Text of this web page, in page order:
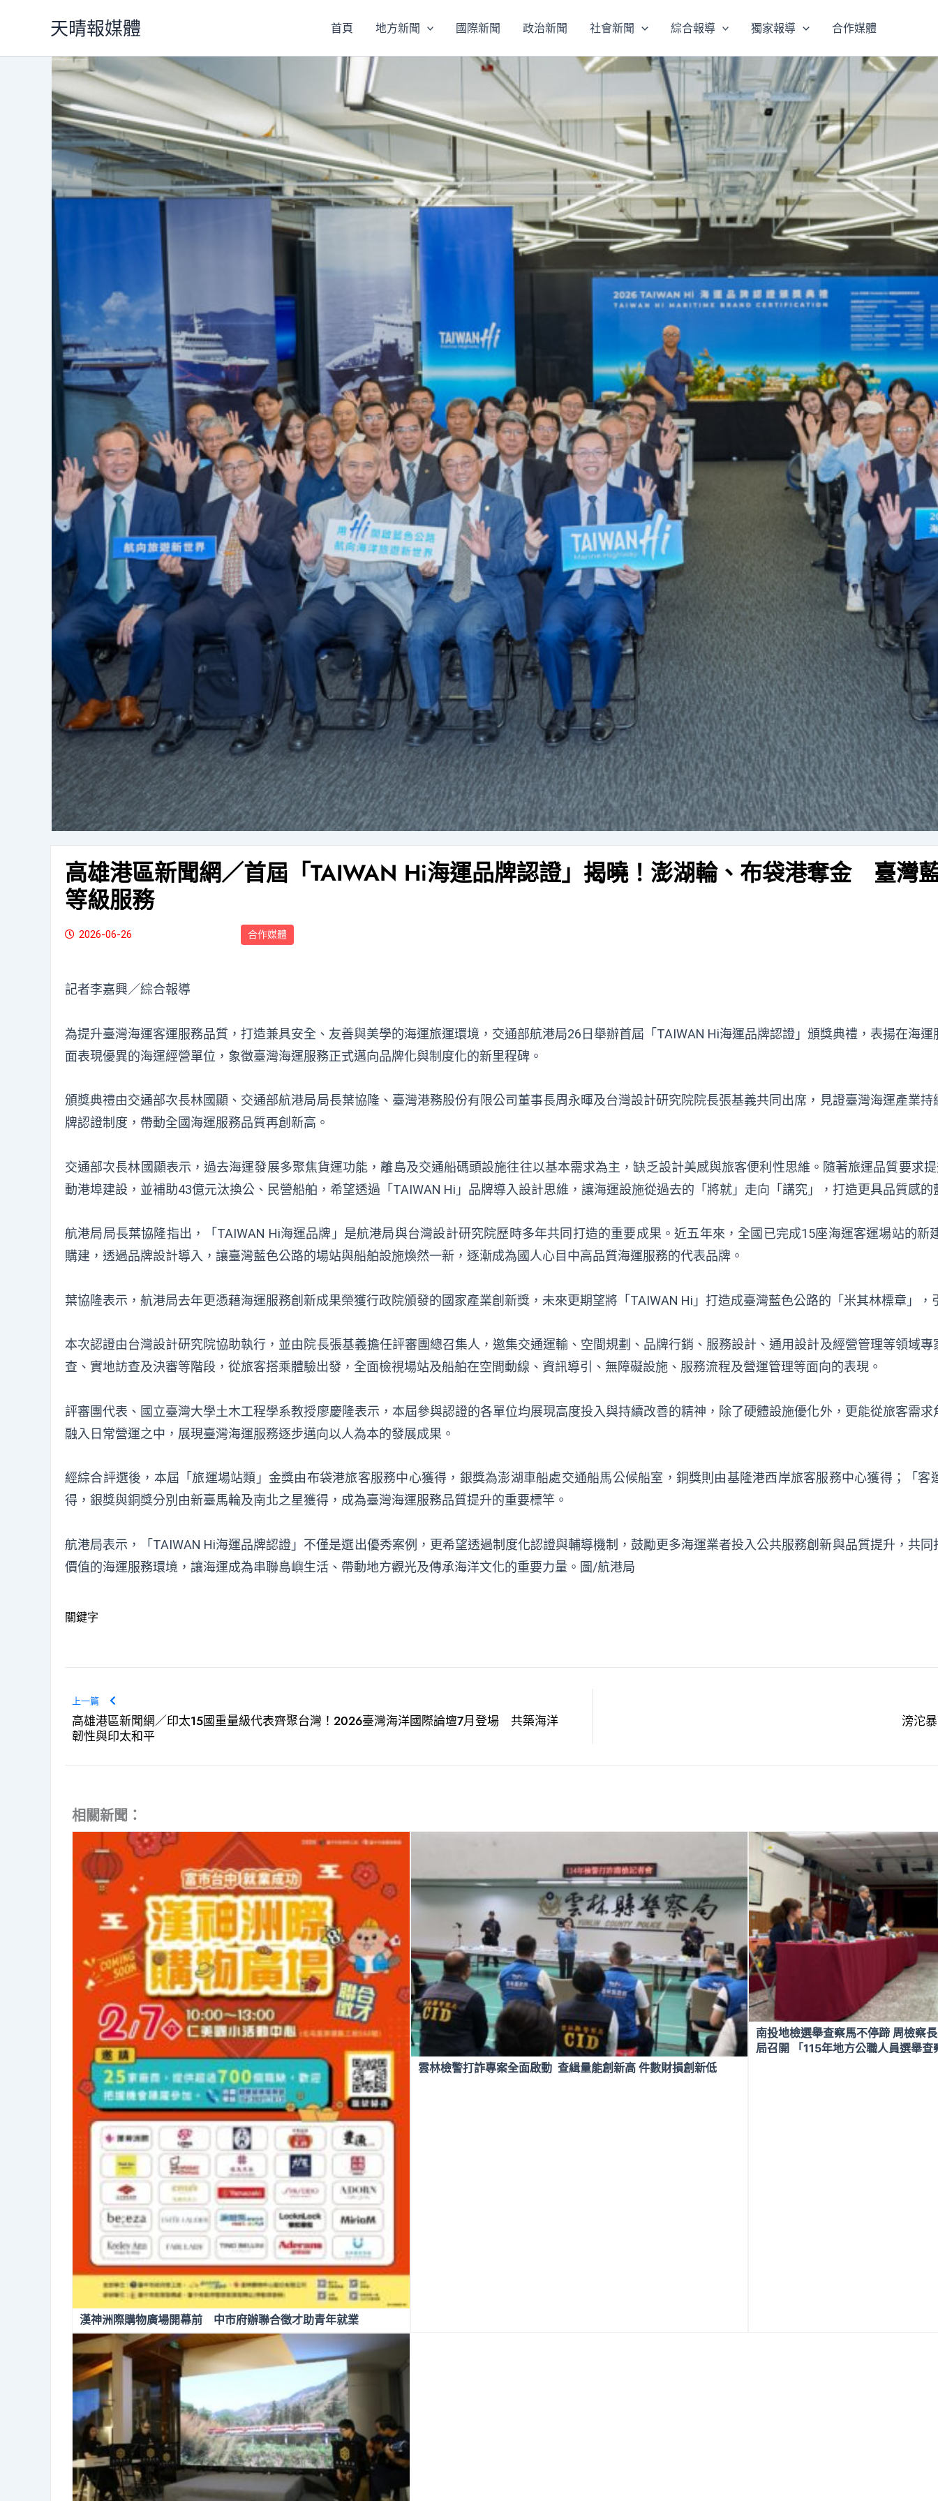
天晴報媒體 首頁 地方新聞 國際新聞 政治新聞 社會新聞 綜合報導 獨家報導 合作媒體
高雄港區新聞網／首屆「TAIWAN Hi海運品牌認證」揭曉！澎湖輪、布袋港奪金 臺灣
等級服務
2026-06-26 合作媒體
記者李嘉興／綜合報導
為提升臺灣海運客運服務品質，打造兼具安全、友善與美學的海運旅運環境，交通部航港局26日舉辦首屆「TAIWAN Hi海運品牌認證」頒獎典禮，表揚在海
面表現優異的海運經營單位，象徵臺灣海運服務正式邁向品牌化與制度化的新里程碑。
頒獎典禮由交通部次長林國顯、交通部航港局局長葉協隆、臺灣港務股份有限公司董事長周永暉及台灣設計研究院院長張基義共同出席，見證臺灣海運產業
牌認證制度，帶動全國海運服務品質再創新高。
交通部次長林國顯表示，過去海運發展多聚焦貨運功能，離島及交通船碼頭設施往往以基本需求為主，缺乏設計美感與旅客便利性思維。隨著旅運品質要求
動港埠建設，並補助43億元汰換公、民營船舶，希望透過「TAIWAN Hi」品牌導入設計思維，讓海運設施從過去的「將就」走向「講究」，打造更具品質感的
航港局局長葉協隆指出，「TAIWAN Hi海運品牌」是航港局與台灣設計研究院歷時多年共同打造的重要成果。近五年來，全國已完成15座海運客運場站的新
購建，透過品牌設計導入，讓臺灣藍色公路的場站與船舶設施煥然一新，逐漸成為國人心目中高品質海運服務的代表品牌。
葉協隆表示，航港局去年更憑藉海運服務創新成果榮獲行政院頒發的國家產業創新獎，未來更期望將「TAIWAN Hi」打造成臺灣藍色公路的「米其林標章」
本次認證由台灣設計研究院協助執行，並由院長張基義擔任評審團總召集人，邀集交通運輸、空間規劃、品牌行銷、服務設計、通用設計及經營管理等領域
查、實地訪查及決審等階段，從旅客搭乘體驗出發，全面檢視場站及船舶在空間動線、資訊導引、無障礙設施、服務流程及營運管理等面向的表現。
評審團代表、國立臺灣大學土木工程學系教授廖慶隆表示，本屆參與認證的各單位均展現高度投入與持續改善的精神，除了硬體設施優化外，更能從旅客需
融入日常營運之中，展現臺灣海運服務逐步邁向以人為本的發展成果。
經綜合評選後，本屆「旅運場站類」金獎由布袋港旅客服務中心獲得，銀獎為澎湖車船處交通船馬公候船室，銅獎則由基隆港西岸旅客服務中心獲得；「客
得，銀獎與銅獎分別由新臺馬輪及南北之星獲得，成為臺灣海運服務品質提升的重要標竿。
航港局表示，「TAIWAN Hi海運品牌認證」不僅是選出優秀案例，更希望透過制度化認證與輔導機制，鼓勵更多海運業者投入公共服務創新與品質提升，共
價值的海運服務環境，讓海運成為串聯島嶼生活、帶動地方觀光及傳承海洋文化的重要力量。圖/航港局
關鍵字
上一篇
高雄港區新聞網／印太15國重量級代表齊聚台灣！2026臺灣海洋國際論壇7月登場 共築海洋
韌性與印太和平
滂沱
相關新聞：
漢神洲際購物廣場開幕前 中市府辦聯合徵才助青年就業
雲林檢警打詐專案全面啟動 查緝量能創新高 件數財損創新低
南投地檢選舉查察馬不停蹄 周檢察
局召開 「115年地方公職人員選舉